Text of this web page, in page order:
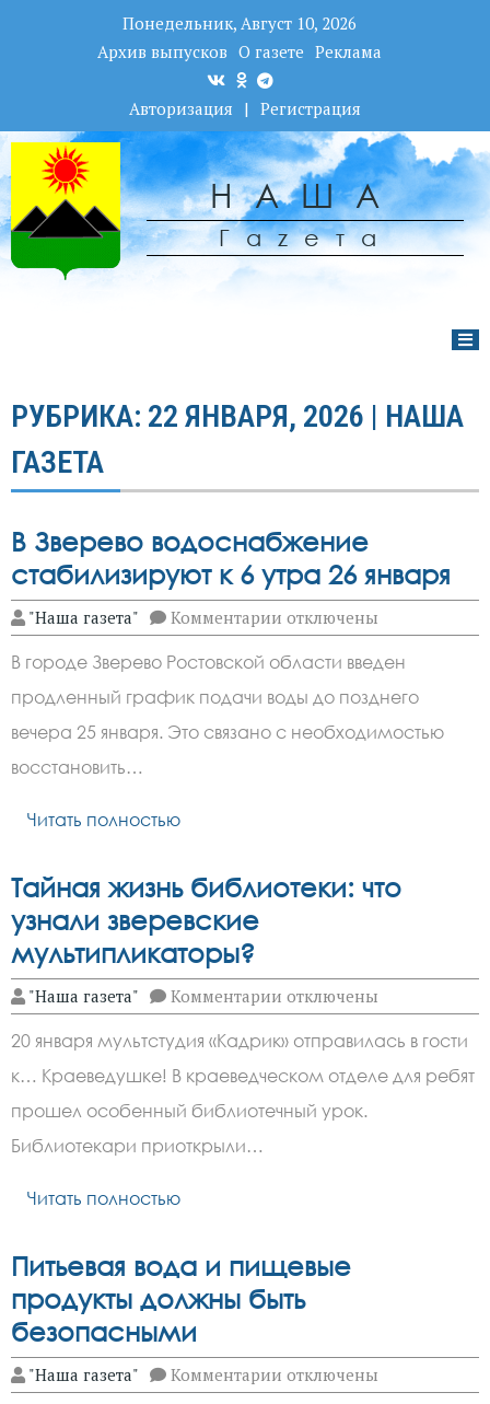
Понедельник, Август 10, 2026
Архив выпусков О газете Реклама
Авторизация | Регистрация
НАША
Гаzета
РУБРИКА: 22 ЯНВАРЯ, 2026 | НАША
ГАЗЕТА
В Зверево водоснабжение
стабилизируют к 6 утра 26 января
"Наша газета" Комментарии к
записи
В
Зверево
водоснабжение
стабилизируют
к
6
отключены
В городе Зверево Ростовской области введен
продленный график подачи воды до позднего
вечера 25 января. Это связано с необходимостью
восстановить…
Читать полностью
Тайная жизнь библиотеки: что
узнали зверевские
мультипликаторы?
"Наша газета" Комментарии к
записи
жизнь
библиотеки:
что
узнали
зверевские
отключены
20 января мультстудия «Кадрик» отправилась в гости
к… Краеведушке! В краеведческом отделе для ребят
прошел особенный библиотечный урок.
Библиотекари приоткрыли…
Читать полностью
Питьевая вода и пищевые
продукты должны быть
безопасными
"Наша газета" Комментарии к
записи
отключены